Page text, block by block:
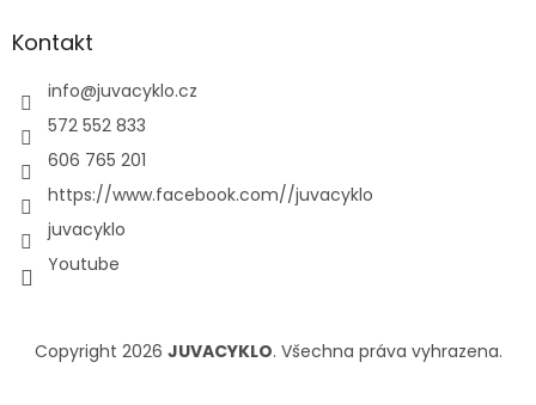
Kontakt
info@juvacyklo.cz
572 552 833
606 765 201
https://www.facebook.com//juvacyklo
juvacyklo
Youtube
Copyright 2026 JUVACYKLO. Všechna práva vyhrazena.